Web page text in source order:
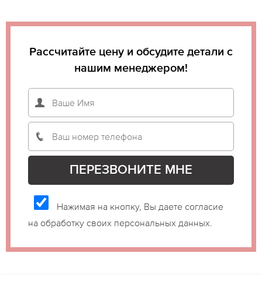
Рассчитайте цену и обсудите детали с
нашим менеджером!
Нажимая на кнопку, Вы даете согласие
на обработку своих персональных данных.